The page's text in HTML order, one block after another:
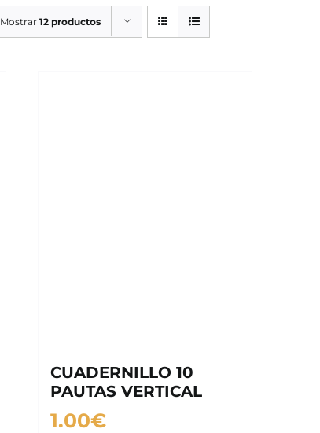
Mostrar12 productos
CUADERNILLO 10
PAUTAS VERTICAL
1.00€